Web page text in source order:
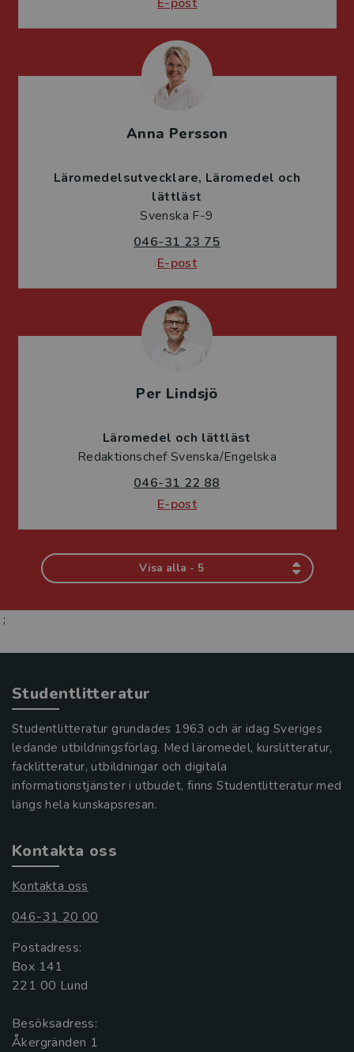
Anna Persson
Läromedelsutvecklare Läromedel och
lättläst
Svenska F-9
046-31 23 75
E-post
Per Lindsjö
Läromedel och lättläst
Redaktionschef Svenska/Engelska
046-31 22 88
E-post
Visa alla - 5
;
Studentlitteratur
Studentlitteratur grundades 1963 och är idag Sveriges
ledande utbildningsförlag. Med läromedel, kurslitteratur,
facklitteratur, utbildningar och digitala
informationstjänster i utbudet, finns Studentlitteratur med
längs hela kunskapsresan.
Kontakta oss
Kontakta oss
046-31 20 00
Postadress:
Box 141
221 00 Lund
Besöksadress:
Åkergränden 1